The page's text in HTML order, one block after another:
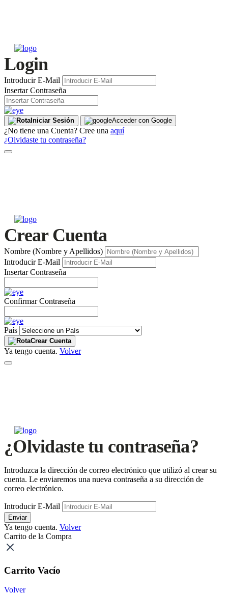
Login
Introducir E-Mail
Insertar Contraseña
Iniciar Sesión Acceder con Google
¿No tiene una Cuenta? Cree una aquí
¿Olvidaste tu contraseña?
Crear Cuenta
Nombre (Nombre y Apellidos)
Introducir E-Mail
Insertar Contraseña
Confirmar Contraseña
País
Crear Cuenta
Ya tengo cuenta. Volver
¿Olvidaste tu contraseña?
Introduzca la dirección de correo electrónico que utilizó al crear su
cuenta. Le enviaremos una nueva contraseña a su dirección de
correo electrónico.
Introducir E-Mail
Enviar
Ya tengo cuenta. Volver
Carrito de la Compra
Carrito Vacío
Volver